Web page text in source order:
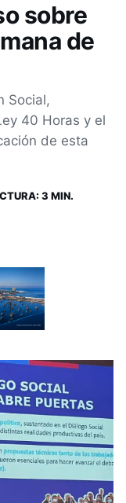
sobre
de
Social,
40 Horas y el
de esta
3 MIN.